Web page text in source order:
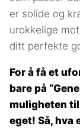
er solide og
urokkelige
ditt perfekte
For å få et
bare på
muligheten
eget! Så, hva